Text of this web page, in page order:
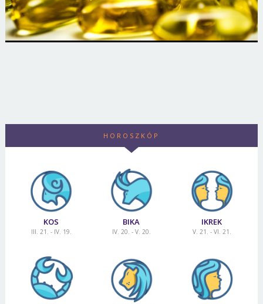
HOROSZKÓP
KOS
III. 21. - IV. 19.
BIKA
IV. 20. - V. 20.
IKREK
V. 21. - VI. 21.